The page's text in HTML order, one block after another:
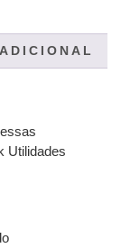
Utilidades